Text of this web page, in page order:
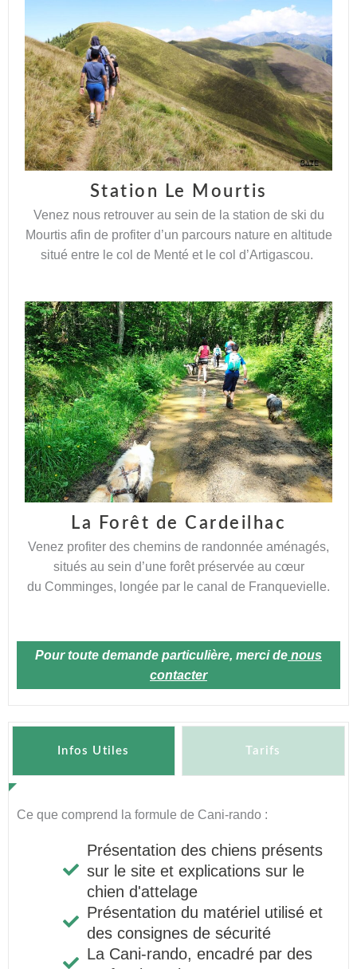
Station Le Mourtis
Venez nous retrouver au sein de la station de ski du
Mourtis afin de profiter d’un parcours nature en altitude
situé entre le col de Menté et le col d’Artigascou.
La Forêt de Cardeilhac
Venez profiter des chemins de randonnée aménagés,
situés au sein d’une forêt préservée au cœur
du Comminges, longée par le canal de Franquevielle.
Pour toute demande particulière, merci de nous
contacter
Infos Utiles Tarifs
Ce que comprend la formule de Cani-rando :
Présentation des chiens présents
sur le site et explications sur le
chien d'attelage
Présentation du matériel utilisé et
des consignes de sécurité
La Cani-rando, encadré par des